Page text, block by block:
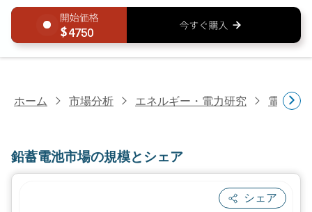
4750
ホーム 市場分析 エネルギー・電力研究 電池研究
鉛蓄電池市場の規模とシェア
シェア